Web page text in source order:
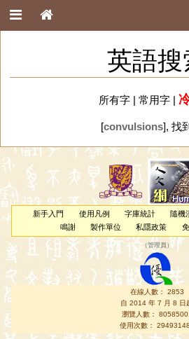
英語搜
所有字| 常用字|
[convulsions], 找
新手入門 使用凡例 字庫統計 隨機
鳴謝
製作單位 私隱政策
（管理員 ）
在線人數： 2853
自 2014 年 7 月 8 日
瀏覽人數：
使用次數：